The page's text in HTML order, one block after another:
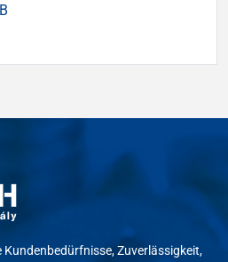
Zuverlässigkeit,